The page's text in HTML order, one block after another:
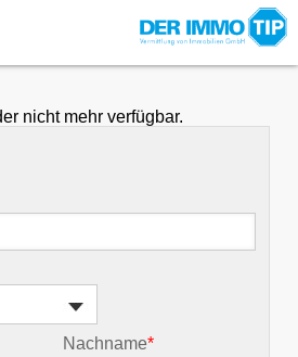
nicht mehr verfügbar.
Nachname*